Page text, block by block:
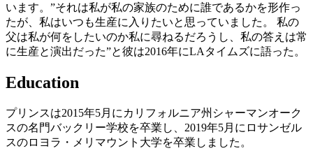
います。”それは私が私の家族のために誰であるかを形作っ
たが、私はいつも生産に入りたいと思っていました。 私の
父は私が何をしたいのか私に尋ねるだろうし、私の答えは常
に生産と演出だった”と彼は2016年にLAタイムズに語った。
Education
プリンスは2015年5月にカリフォルニア州シャーマンオーク
スの名門バックリー学校を卒業し、2019年5月にロサンゼル
スのロヨラ・メリマウント大学を卒業しました。